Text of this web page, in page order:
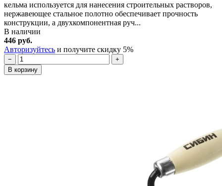
кельма используется для нанесения строительных растворов,
нержавеющее стальное полотно обеспечивает прочность
конструкции, а двухкомпонентная руч...
В наличии
446 руб.
Авторизуйтесь и получите скидку 5%
−
+
В корзину